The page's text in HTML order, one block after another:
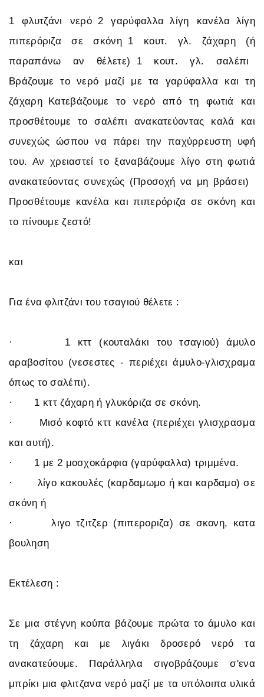
1 φλυτζάνι νερό 2 γαρύφαλλα λίγη κανέλα λίγη
πιπερόριζα σε σκόνη 1 κουτ. γλ. ζάχαρη (ή
παραπάνω αν θέλετε) 1 κουτ. γλ. σαλέπι
Βράζουμε το νερό μαζί με τα γαρύφαλλα και τη
ζάχαρη Κατεβάζουμε το νερό από τη φωτιά και
προσθέτουμε το σαλέπι ανακατεύοντας καλά και
συνεχώς ώσπου να πάρει την παχύρρευστη υφή
του. Αν χρειαστεί το ξαναβάζουμε λίγο στη φωτιά
ανακατεύοντας συνεχώς (Προσοχή να μη βράσει)
Προσθέτουμε κανέλα και πιπερόριζα σε σκόνη και
το πίνουμε ζεστό!
και
Για ένα φλιτζάνι του τσαγιού θέλετε :
· 1 κττ (κουταλάκι του τσαγιού) άμυλο
αραβοσίτου (νεσεστες - περιέχει άμυλο-γλισχραμα
όπως το σαλέπι).
· 1 κττ ζάχαρη ή γλυκόριζα σε σκόνη.
· Μισό κοφτό κττ κανέλα (περιέχει γλισχρασμα
και αυτή).
· 1 με 2 μοσχοκάρφια (γαρύφαλλα) τριμμένα.
· λίγο κακουλές (καρδαμωμο ή και καρδαμο) σε
σκόνη ή
· λιγο τζιτζερ (πιπεροριζα) σε σκονη, κατα
βουληση
Εκτέλεση :
Σε μια στέγνη κούπα βάζουμε πρώτα το άμυλο και
τη ζάχαρη και με λιγάκι δροσερό νερό τα
ανακατεύουμε. Παράλληλα σιγοβράζουμε σ'ενα
μπρίκι μια φλιτζανα νερό μαζί με τα υπόλοιπα υλικά